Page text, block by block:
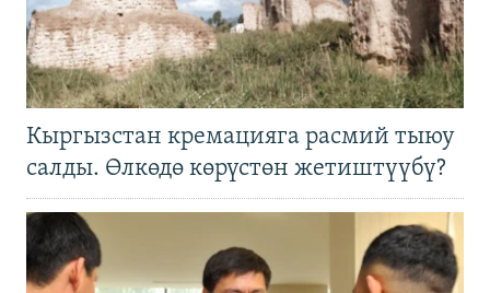
Кыргызстан кремацияга расмий тыюу
салды. Өлкөдө көрүстөн жетиштүүбү?